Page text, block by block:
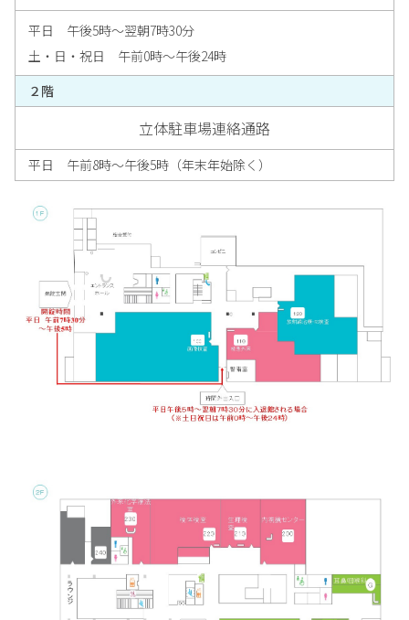
平日 午後5時～翌朝7時30分
土・日・祝日 午前0時～午後24時
２階
立体駐車場連絡通路
平日 午前8時～午後5時（年末年始除く）